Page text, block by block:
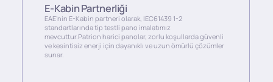
E-Kabin Partnerliği
EAE’nin E-Kabin partneri olarak, IEC61439 1-2
standartlarında tip testli pano imalatımız
mevcuttur.Patrion harici panolar, zorlu koşullarda güvenli
ve kesintisiz enerji için dayanıklı ve uzun ömürlü çözümler
sunar.